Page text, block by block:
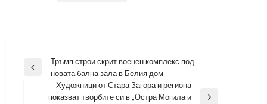
Навигация
Previous
Тръмп строи скрит военен комплекс под
новата бална зала в Белия дом
Next
Художници от Стара Загора и региона
показват творбите си в „Остра Могила и